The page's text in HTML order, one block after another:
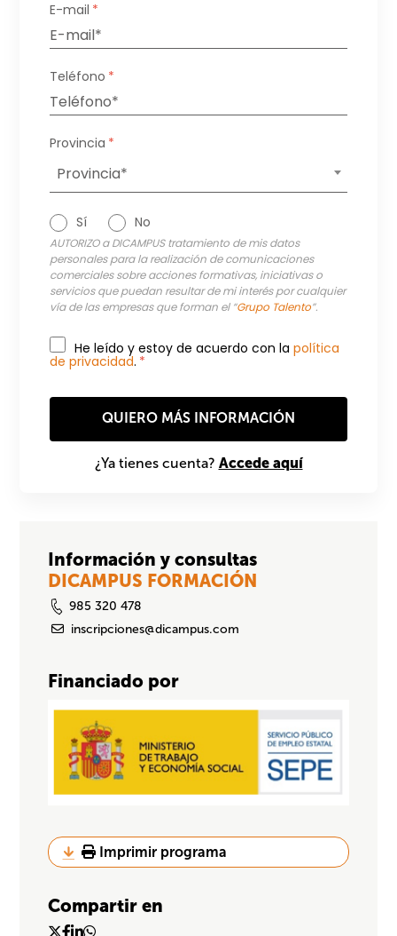
E-mail *
Teléfono *
Provincia *
Provincia*
Sí No
AUTORIZO a DICAMPUS tratamiento de mis datos
personales para la realización de comunicaciones
comerciales sobre acciones formativas, iniciativas o
servicios que puedan resultar de mi interés por cualquier
vía de las empresas que forman el “Grupo Talento”.
He leído y estoy de acuerdo con lapolítica
de privacidad. *
¿Ya tienes cuenta? Accede aquí
Información y consultas
DICAMPUS FORMACIÓN
985 320 478
inscripciones@dicampus.com
Financiado por
Imprimir programa
Compartir en